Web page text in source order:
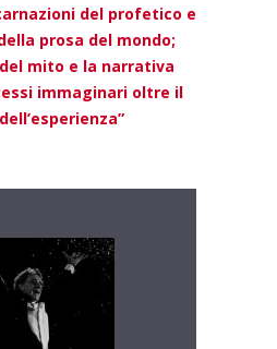
del profetico e
prosa del mondo;
mito e la narrativa
immaginari oltre il